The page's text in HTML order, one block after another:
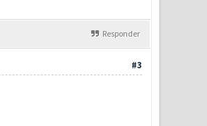
Responder
#3